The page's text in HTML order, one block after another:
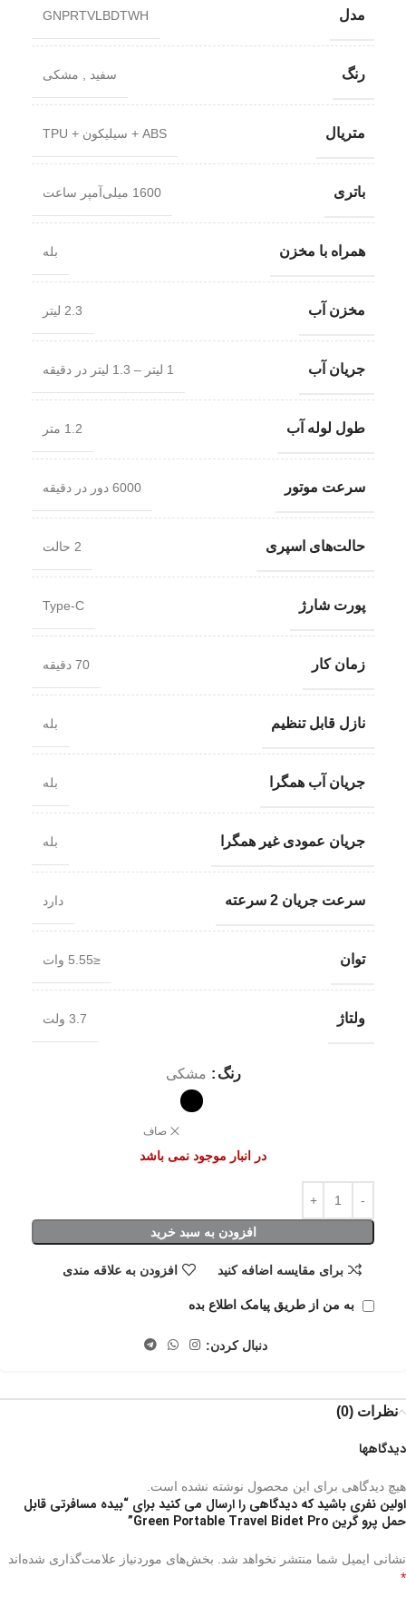
مدل GNPRTVLBDTWH
رنگ سفید , مشکی
متریال ABS + سیلیکون + TPU
باتری 1600 میلی‌آمپر ساعت
همراه با مخزن بله
مخزن آب 2.3 لیتر
جریان آب 1 لیتر – 1.3 لیتر در دقیقه
طول لوله آب 1.2 متر
سرعت موتور 6000 دور در دقیقه
حالت‌های اسپری 2 حالت
پورت شارژ Type-C
زمان کار 70 دقیقه
نازل قابل تنظیم بله
جریان آب همگرا بله
جریان عمودی غیر همگرا بله
سرعت جریان 2 سرعته دارد
توان ≤5.55 وات
ولتاژ 3.7 ولت
رنگ مشکی
صاف
در انبار موجود نمی باشد
افزودن به سبد خرید
برای مقایسه اضافه کنید افزودن به علاقه مندی
به من از طریق پیامک اطلاع بده
دنبال کردن:
نظرات (0)
دیدگاهها
هیچ دیدگاهی برای این محصول نوشته نشده است.
اولین نفری باشید که دیدگاهی را ارسال می کنید برای “بیده مسافرتی قابل
حمل پرو گرین Green Portable Travel Bidet Pro”
نشانی ایمیل شما منتشر نخواهد شد. بخش‌های موردنیاز علامت‌گذاری شده‌اند
*